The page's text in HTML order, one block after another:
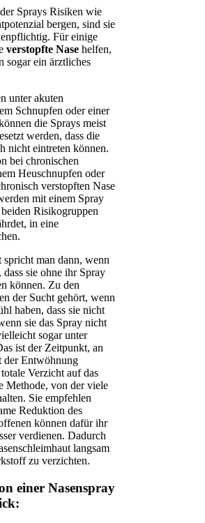
Sprays Risiken wie
bergen, sind sie
Für einige
verstopfte Nase helfen,
sogar ein ärztliches
unter akuten
Schnupfen oder einer
die Sprays meist
werden, dass die
nicht eintreten können.
bei chronischen
Heuschnupfen oder
verstopften Nase
mit einem Spray
Risikogruppen
in eine
man dann, wenn
sie ohne ihr Spray
können. Zu den
der Sucht gehört, wenn
haben, dass sie nicht
sie das Spray nicht
sogar unter
ist der Zeitpunkt, an
der Entwöhnung
Verzicht auf das
Methode, von der viele
Sie empfehlen
Reduktion des
können dafür ihr
verdienen. Dadurch
langsam
zu verzichten.
einer Nasenspray